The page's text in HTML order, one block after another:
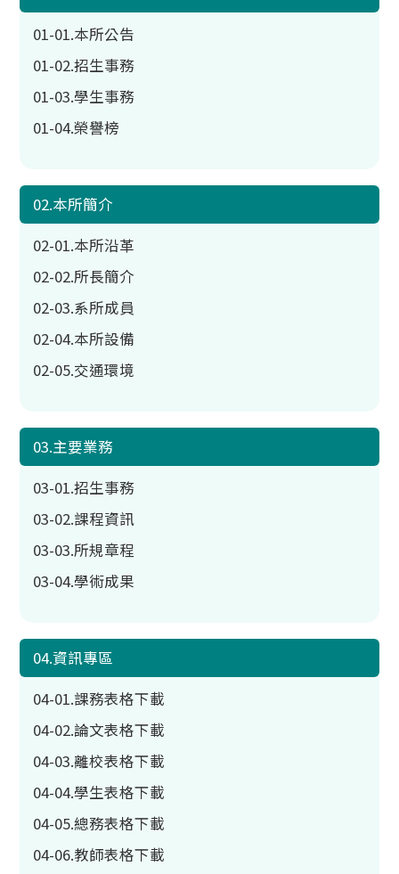
01-01.本所公告
01-02.招生事務
01-03.學生事務
01-04.榮譽榜
02.本所簡介
02-01.本所沿革
02-02.所長簡介
02-03.系所成員
02-04.本所設備
02-05.交通環境
03.主要業務
03-01.招生事務
03-02.課程資訊
03-03.所規章程
03-04.學術成果
04.資訊專區
04-01.課務表格下載
04-02.論文表格下載
04-03.離校表格下載
04-04.學生表格下載
04-05.總務表格下載
04-06.教師表格下載